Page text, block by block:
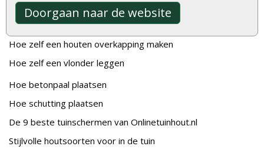
Doorgaan naar de website
Gekeurd hout
De fundering van een vlonder leggen
Hoe zelf een houten overkapping maken
Hoe zelf een vlonder leggen
Hoe betonpaal plaatsen
Hoe schutting plaatsen
De 9 beste tuinschermen van Onlinetuinhout.nl
Stijlvolle houtsoorten voor in de tuin